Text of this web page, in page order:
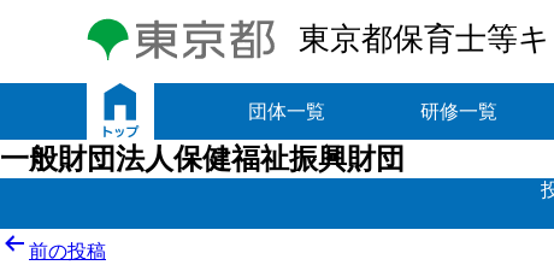
東京都保育士等
団体一覧 研修一覧
一般財団法人保健福祉振興財団
投 前の投稿